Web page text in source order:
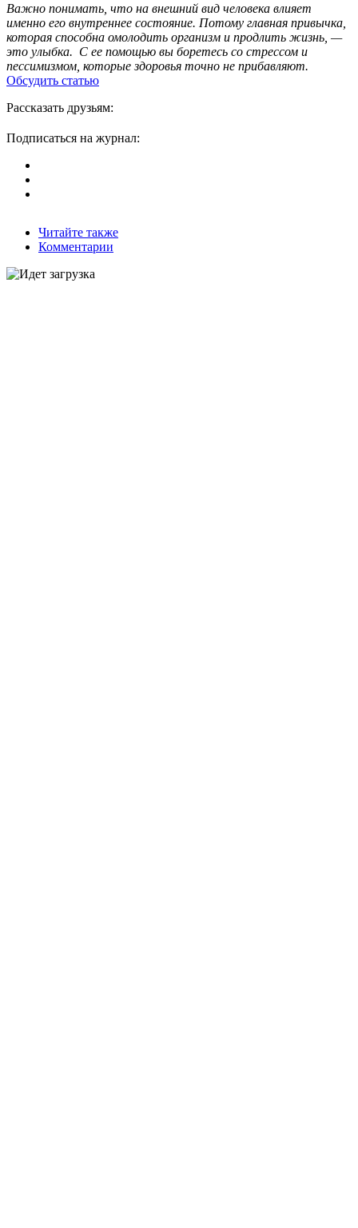
Важно понимать, что на внешний вид человека влияет
именно его внутреннее состояние. Потому главная привычка,
которая способна омолодить организм и продлить жизнь, —
это улыбка. С ее помощью вы боретесь со стрессом и
пессимизмом, которые здоровья точно не прибавляют.
Обсудить статью
Рассказать друзьям:
Подписаться на журнал:
Читайте также
Комментарии